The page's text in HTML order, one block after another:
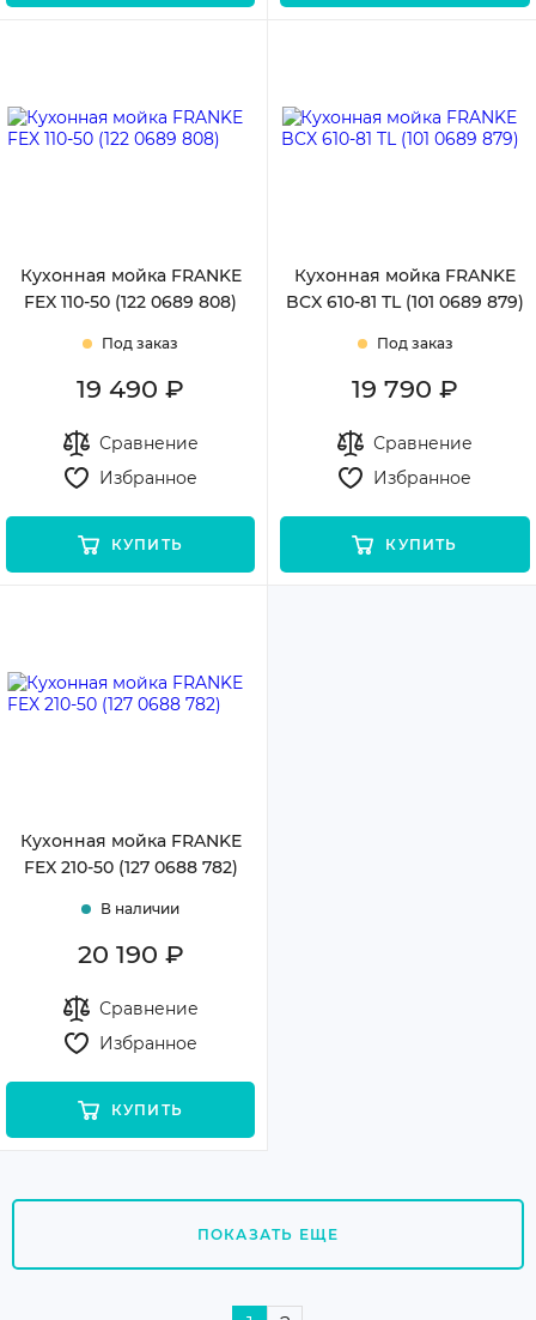
Кухонная мойка FRANKE
FEX 110-50 (122 0689 808)
Под заказ
19 490 ₽
Сравнение
Избранное
КУПИТЬ
Кухонная мойка FRANKE
BCX 610-81 TL (101 0689 879)
Под заказ
19 790 ₽
Сравнение
Избранное
КУПИТЬ
Кухонная мойка FRANKE
FEX 210-50 (127 0688 782)
В наличии
20 190 ₽
Сравнение
Избранное
КУПИТЬ
ПОКАЗАТЬ ЕЩЕ